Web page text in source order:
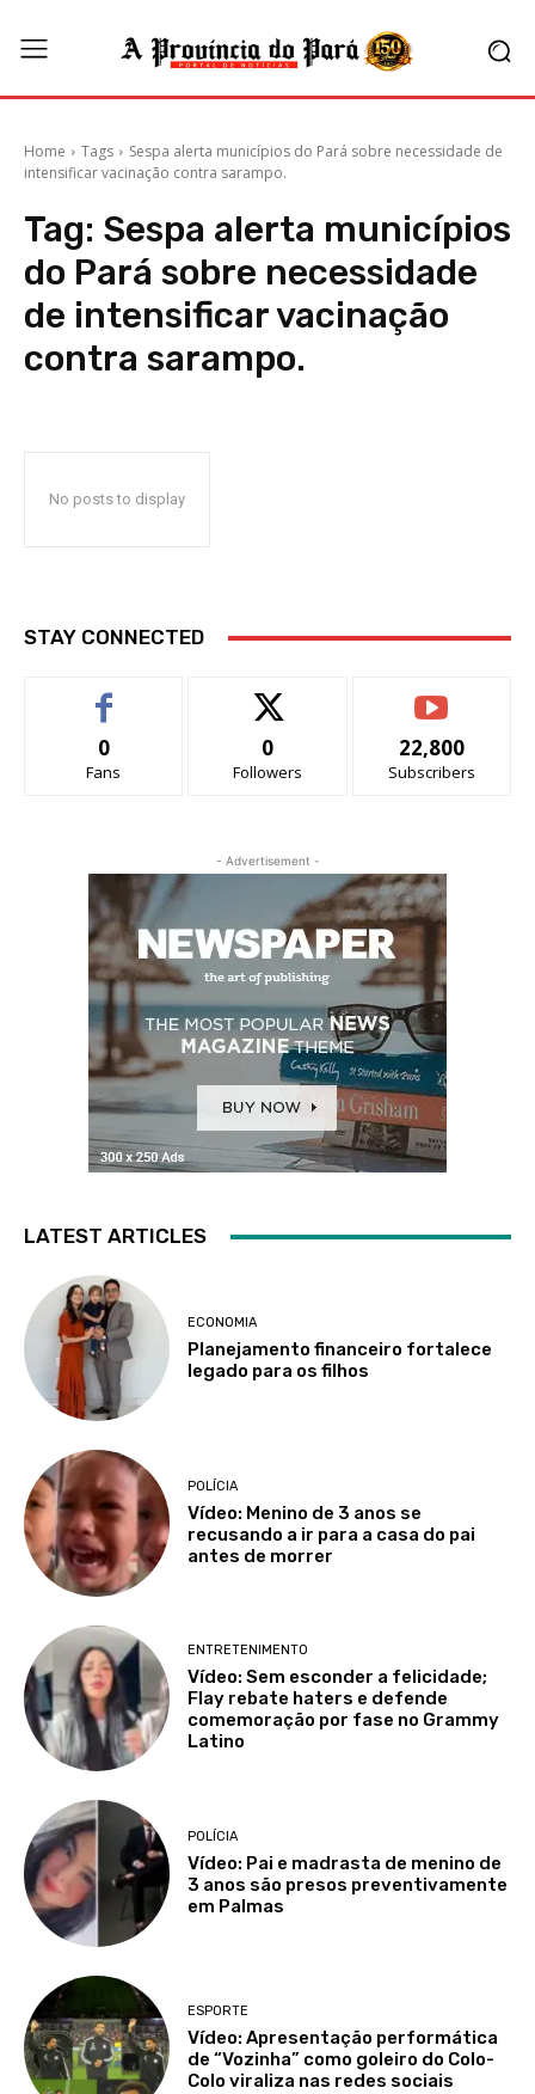
Home Tags
Sespa alerta municípios do Pará sobre necessidade de
intensificar vacinação contra sarampo.
Tag: Sespa alerta municípios
do Pará sobre necessidade
de intensificar vacinação
contra sarampo.
No posts to display
STAY CONNECTED
0
Fans
0
Followers
22,800
Subscribers
- Advertisement -
LATEST ARTICLES
ECONOMIA
Planejamento financeiro fortalece
legado para os filhos
POLÍCIA
Vídeo: Menino de 3 anos se
recusando a ir para a casa do pai
antes de morrer
ENTRETENIMENTO
Vídeo: Sem esconder a felicidade;
Flay rebate haters e defende
comemoração por fase no Grammy
Latino
POLÍCIA
Vídeo: Pai e madrasta de menino de
3 anos são presos preventivamente
em Palmas
ESPORTE
Vídeo: Apresentação performática
de “Vozinha” como goleiro do Colo-
Colo viraliza nas redes sociais